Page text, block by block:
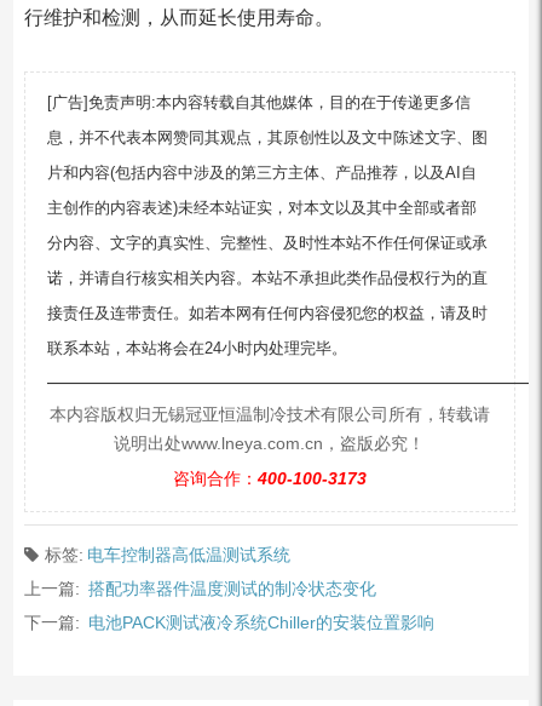
行维护和检测，从而延长使用寿命。
[广告]免责声明:本内容转载自其他媒体，目的在于传递更多信
息，并不代表本网赞同其观点，其原创性以及文中陈述文字、图
片和内容(包括内容中涉及的第三方主体、产品推荐，以及AI自
主创作的内容表述)未经本站证实，对本文以及其中全部或者部
分内容、文字的真实性、完整性、及时性本站不作任何保证或承
诺，并请自行核实相关内容。本站不承担此类作品侵权行为的直
接责任及连带责任。如若本网有任何内容侵犯您的权益，请及时
联系本站，本站将会在24小时内处理完毕。
本内容版权归无锡冠亚恒温制冷技术有限公司所有，转载请
说明出处www.lneya.com.cn，盗版必究！
咨询合作： 400-100-3173
标签: 电车控制器高低温测试系统
上一篇: 搭配功率器件温度测试的制冷状态变化
下一篇: 电池PACK测试液冷系统Chiller的安装位置影响